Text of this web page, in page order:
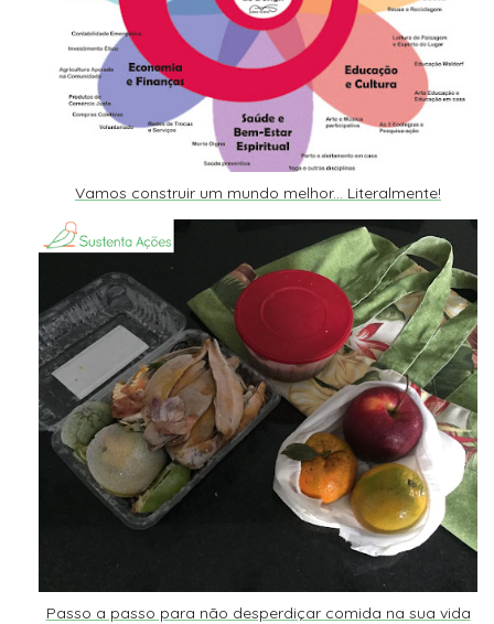
Vamos construir um mundo melhor... Literalmente!
Passo a passo para não desperdiçar comida na sua vida